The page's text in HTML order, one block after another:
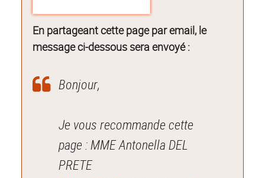
En partageant cette page par email, le
message ci-dessous sera envoyé :
Bonjour,
Je vous recommande cette
page : MME Antonella DEL
PRETE